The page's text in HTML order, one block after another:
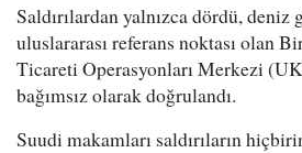
Saldırılardan yalnızca dördü,
uluslararası referans noktası olan
Ticareti Operasyonları Merkezi
bağımsız olarak doğrulandı.
Suudi makamları saldırıların